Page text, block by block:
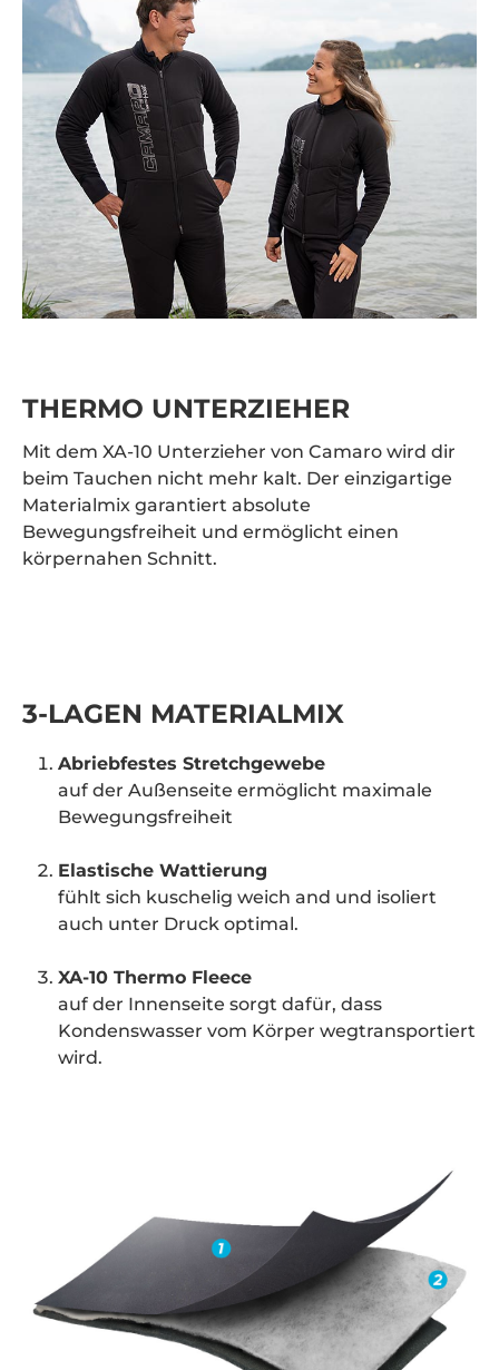
stimmen
Sie der
Nutzung
des Service
zu, um
dieses
Video
anzusehen.
Mehr
Informationen
Consent
Management
Platform &
eRecht24
THERMO UNTERZIEHER
Mit dem XA-10 Unterzieher von Camaro wird dir
beim Tauchen nicht mehr kalt. Der einzigartige
Materialmix garantiert absolute
Bewegungsfreiheit und ermöglicht einen
körpernahen Schnitt.
3-LAGEN MATERIALMIX
Abriebfestes Stretchgewebe
auf der Außenseite ermöglicht maximale
Bewegungsfreiheit
Elastische Wattierung
fühlt sich kuschelig weich and und isoliert
auch unter Druck optimal.
XA-10 Thermo Fleece
auf der Innenseite sorgt dafür, dass
Kondenswasser vom Körper wegtransportiert
wird.